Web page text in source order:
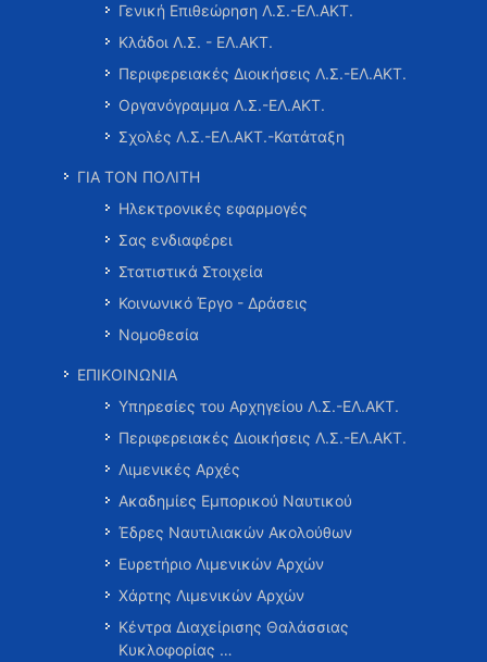
Γενική Επιθεώρηση Λ.Σ.-ΕΛ.ΑΚΤ.
Κλάδοι Λ.Σ. - ΕΛ.ΑΚΤ.
Περιφερειακές Διοικήσεις Λ.Σ.-ΕΛ.ΑΚΤ.
Οργανόγραμμα Λ.Σ.-ΕΛ.ΑΚΤ.
Σχολές Λ.Σ.-ΕΛ.ΑΚΤ.-Κατάταξη
ΓΙΑ ΤΟΝ ΠΟΛΙΤΗ
Ηλεκτρονικές εφαρμογές
Σας ενδιαφέρει
Στατιστικά Στοιχεία
Κοινωνικό Έργο - Δράσεις
Νομοθεσία
ΕΠΙΚΟΙΝΩΝΙΑ
Υπηρεσίες του Αρχηγείου Λ.Σ.-ΕΛ.ΑΚΤ.
Περιφερειακές Διοικήσεις Λ.Σ.-ΕΛ.ΑΚΤ.
Λιμενικές Αρχές
Ακαδημίες Εμπορικού Ναυτικού
Έδρες Ναυτιλιακών Ακολούθων
Ευρετήριο Λιμενικών Αρχών
Χάρτης Λιμενικών Αρχών
Κέντρα Διαχείρισης Θαλάσσιας
Κυκλοφορίας …